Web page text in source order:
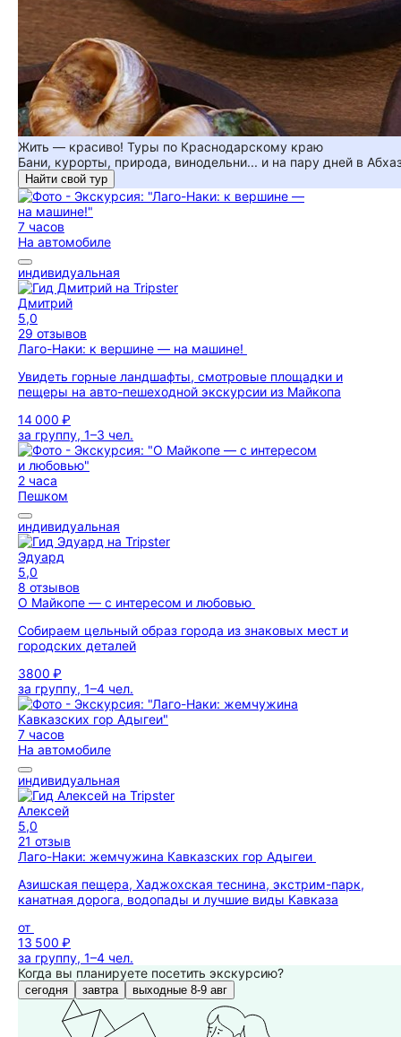
Жить — красиво! Туры по Краснодарскому краю
Бани, курорты, природа, винодельни... и на пару дней в
Найти свой тур
7 часов
На автомобиле
индивидуальная
Дмитрий
5,0
29 отзывов
Лаго-Наки: к вершине — на машине!
Увидеть горные ландшафты, смотровые площадки и
пещеры на авто-пешеходной экскурсии из Майкопа
14 000 ₽
за группу, 1–3 чел.
2 часа
Пешком
индивидуальная
Эдуард
5,0
8 отзывов
О Майкопе — с интересом и любовью
Собираем цельный образ города из знаковых мест и
городских деталей
3800 ₽
за группу, 1–4 чел.
7 часов
На автомобиле
индивидуальная
Алексей
5,0
21 отзыв
Лаго-Наки: жемчужина Кавказских гор Адыгеи
Азишская пещера, Хаджохская теснина, экстрим-парк,
канатная дорога, водопады и лучшие виды Кавказа
от
13 500 ₽
за группу, 1–4 чел.
Когда вы планируете посетить экскурсию?
сегодня завтра выходные 8-9 авг